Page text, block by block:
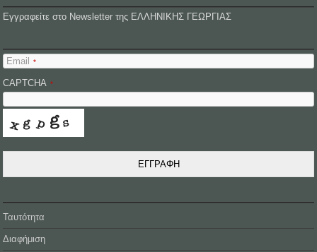
Εγγραφείτε στο Newsletter της ΕΛΛΗΝΙΚΗΣ ΓΕΩΡΓΙΑΣ
Email *
CAPTCHA *
ΕΓΓΡΑΦΗ
Ταυτότητα
Διαφήμιση